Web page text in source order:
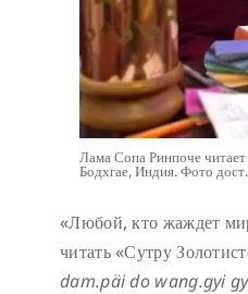
Лама Сопа Ринпоче читает
Бодхгае, Индия. Фото
«Любой, кто жаждет
читать «Сутру
dam.päi do wang.gyi